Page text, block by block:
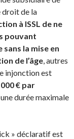
droit de la
à ISSL de ne
pouvant
la mise en
de l’âge, autres
injonction est
€ par
durée maximale
» déclaratif est